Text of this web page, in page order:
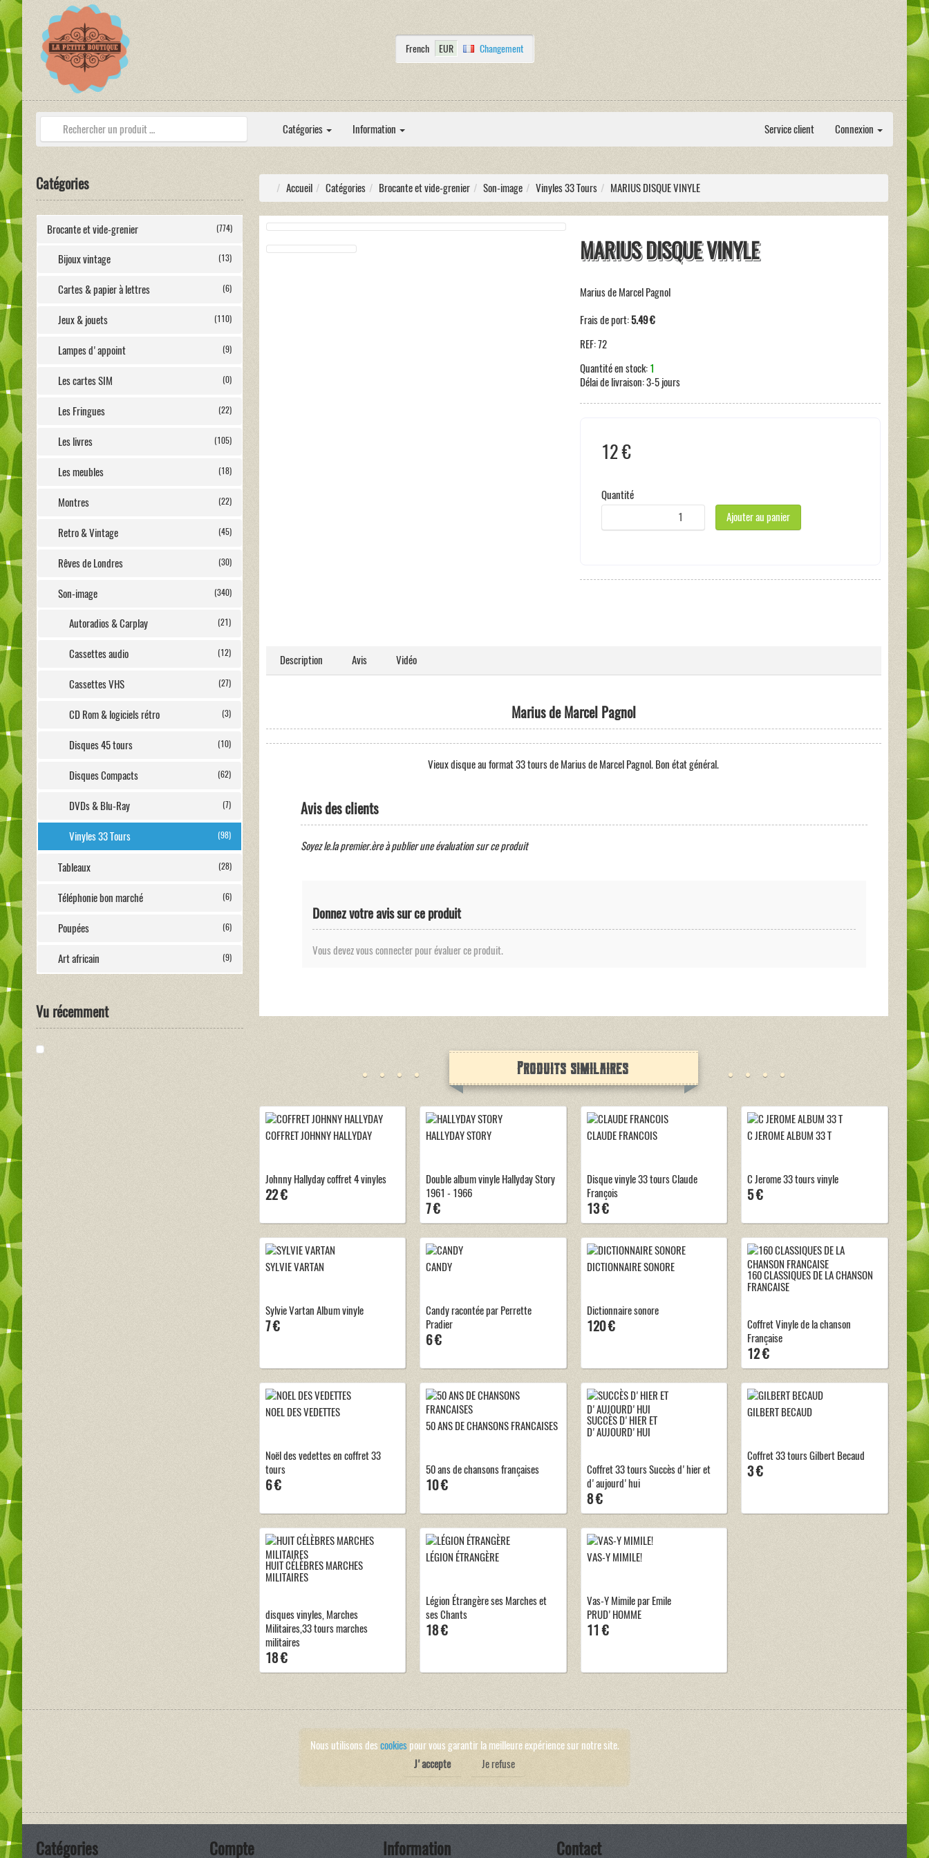
French EUR Changement
Catégories Information Service client Connexion
Catégories
Brocante et vide-grenier (774)
Bijoux vintage (13)
Cartes & papier à lettres (6)
Jeux & jouets (110)
Lampes d'appoint (9)
Les cartes SIM (0)
Les Fringues (22)
Les livres (105)
Les meubles (18)
Montres (22)
Retro & Vintage (45)
Rêves de Londres (30)
Son-image (340)
Autoradios & Carplay (21)
Cassettes audio (12)
Cassettes VHS (27)
CD Rom & logiciels rétro (3)
Disques 45 tours (10)
Disques Compacts (62)
DVDs & Blu-Ray (7)
Vinyles 33 Tours (98)
Tableaux (28)
Téléphonie bon marché (6)
Poupées (6)
Art africain (9)
Vu récemment
Accueil Catégories Brocante et vide-grenier Son-image Vinyles 33 Tours MARIUS DISQUE VINYLE
MARIUS DISQUE VINYLE
Marius de Marcel Pagnol
Frais de port:5.49 €
REF:72
Quantité en stock: 1
Délai de livraison:3-5 jours
12 €
Quantité
Ajouter au panier
Description Avis Vidéo
Marius de Marcel Pagnol
Vieux disque au format 33 tours de Marius de Marcel Pagnol. Bon état général.
Avis des clients
Soyez le.la premier.ère à publier une évaluation sur ce produit
Donnez votre avis sur ce produit
Vous devez vous connecter pour évaluer ce produit.
Produits similaires
COFFRET JOHNNY HALLYDAY
Johnny Hallyday coffret 4 vinyles
22 €
HALLYDAY STORY
Double album vinyle Hallyday Story
1961 - 1966
7 €
CLAUDE FRANCOIS
Disque vinyle 33 tours Claude
François
13 €
C JEROME ALBUM 33 T
C Jerome 33 tours vinyle
5 €
SYLVIE VARTAN
Sylvie Vartan Album vinyle
7 €
CANDY
Candy racontée par Perrette
Pradier
6 €
DICTIONNAIRE SONORE
Dictionnaire sonore
120 €
160 CLASSIQUES DE LA CHANSON
FRANCAISE
Coffret Vinyle de la chanson
Française
12 €
NOEL DES VEDETTES
Noël des vedettes en coffret 33
tours
6 €
50 ANS DE CHANSONS FRANCAISES
50 ans de chansons françaises
10 €
SUCCÈS D'HIER ET
D'AUJOURD'HUI
Coffret 33 tours Succès d'hier et
d'aujourd'hui
8 €
GILBERT BECAUD
Coffret 33 tours Gilbert Becaud
3 €
HUIT CÉLÈBRES MARCHES
MILITAIRES
disques vinyles, Marches
Militaires,33 tours marches
militaires
18 €
LÉGION ÉTRANGÈRE
Légion Étrangère ses Marches et
ses Chants
18 €
VAS-Y MIMILE!
Vas-Y Mimile par Emile
PRUD'HOMME
11 €
Nous utilisons des cookiespour vous garantir la meilleure expérience sur notre site.
J'accepte
Je refuse
Catégories Compte Information Contact